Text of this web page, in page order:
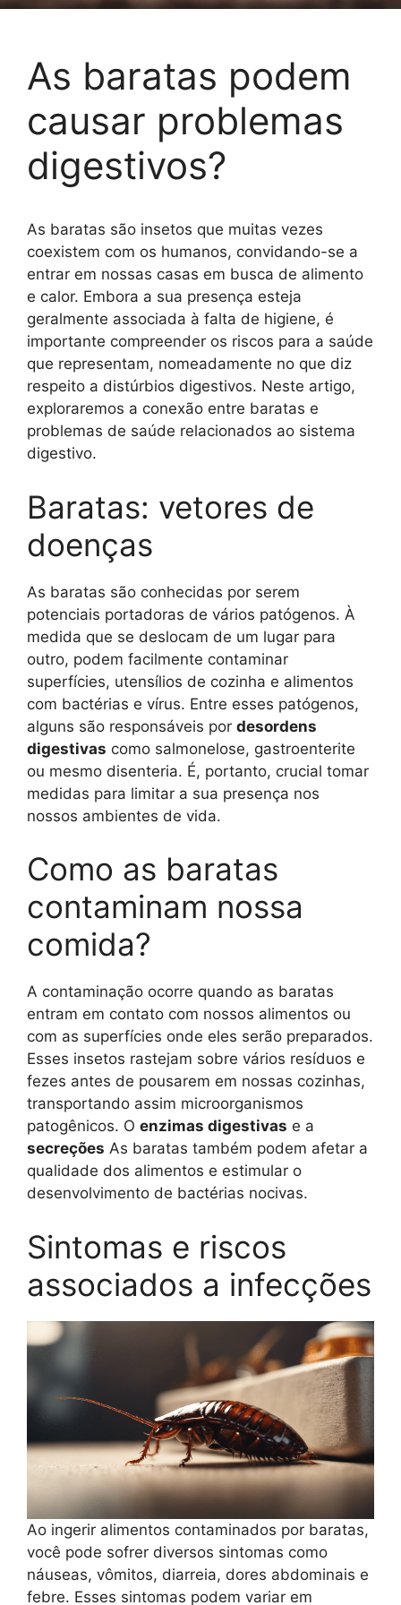
As baratas podem
causar problemas
digestivos?
As baratas são insetos que muitas vezes
coexistem com os humanos, convidando-se a
entrar em nossas casas em busca de alimento
e calor. Embora a sua presença esteja
geralmente associada à falta de higiene, é
importante compreender os riscos para a saúde
que representam, nomeadamente no que diz
respeito a distúrbios digestivos. Neste artigo,
exploraremos a conexão entre baratas e
problemas de saúde relacionados ao sistema
digestivo.
Baratas: vetores de
doenças
As baratas são conhecidas por serem
potenciais portadoras de vários patógenos. À
medida que se deslocam de um lugar para
outro, podem facilmente contaminar
superfícies, utensílios de cozinha e alimentos
com bactérias e vírus. Entre esses patógenos,
alguns são responsáveis ​​por desordens
digestivas como salmonelose, gastroenterite
ou mesmo disenteria. É, portanto, crucial tomar
medidas para limitar a sua presença nos
nossos ambientes de vida.
Como as baratas
contaminam nossa
comida?
A contaminação ocorre quando as baratas
entram em contato com nossos alimentos ou
com as superfícies onde eles serão preparados.
Esses insetos rastejam sobre vários resíduos e
fezes antes de pousarem em nossas cozinhas,
transportando assim microorganismos
patogênicos. O enzimas digestivas e a
secreções As baratas também podem afetar a
qualidade dos alimentos e estimular o
desenvolvimento de bactérias nocivas.
Sintomas e riscos
associados a infecções
Ao ingerir alimentos contaminados por baratas,
você pode sofrer diversos sintomas como
náuseas, vômitos, diarreia, dores abdominais e
febre. Esses sintomas podem variar em